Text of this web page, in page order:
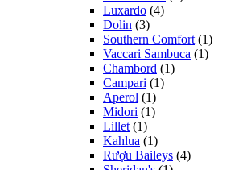
Luxardo (4)
Dolin (3)
Southern Comfort (1)
Vaccari Sambuca (1)
Chambord (1)
Campari (1)
Aperol (1)
Midori (1)
Lillet (1)
Kahlua (1)
Rượu Baileys (4)